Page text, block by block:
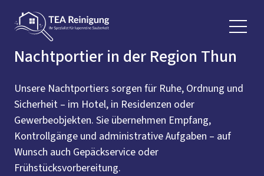
Nachtportier in der Region Thun
Unsere Nachtportiers sorgen für Ruhe, Ordnung und
Sicherheit – im Hotel, in Residenzen oder
Gewerbeobjekten. Sie übernehmen Empfang,
Kontrollgänge und administrative Aufgaben – auf
Wunsch auch Gepäckservice oder
Frühstücksvorbereitung.